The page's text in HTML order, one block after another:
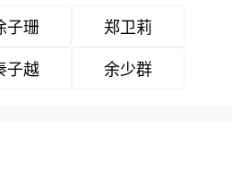
子珊
郑卫莉
子越 余少群